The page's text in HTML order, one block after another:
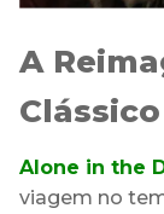
A
Clássico
Alone in the
viagem no